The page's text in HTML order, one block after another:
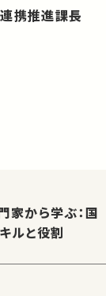
携推進課長
家から学ぶ：国
ルと役割